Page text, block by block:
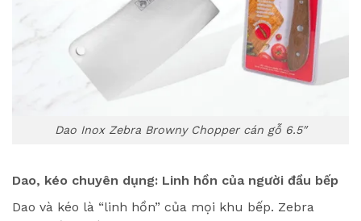
Dao Inox Zebra Browny Chopper cán gỗ 6.5″
Dao, kéo chuyên dụng: Linh hồn của người đầu bếp
Dao và kéo là “linh hồn” của mọi khu bếp. Zebra